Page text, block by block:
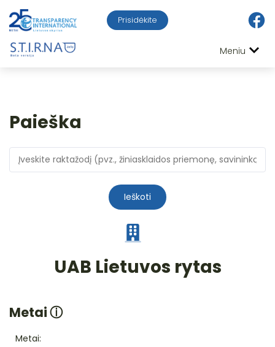
Prisidėkite
Meniu
Paieška
Ieškoti
UAB Lietuvos rytas
Metaiⓘ
Metai: